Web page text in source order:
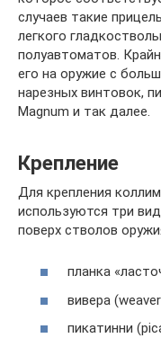
случаев такие
легкого
полуавтоматов.
его на оружие с
нарезных винтовок,
Magnum и так далее.
Крепление
Для крепления
используются три
поверх стволов
планка
вивера
пикатинни